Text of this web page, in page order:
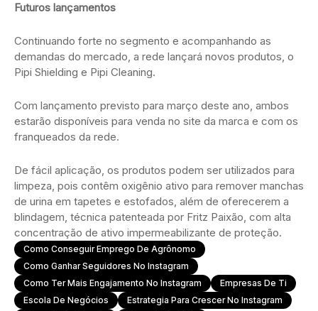
Futuros lançamentos
Continuando forte no segmento e acompanhando as
demandas do mercado, a rede lançará novos produtos, o
Pipi Shielding e Pipi Cleaning.
Com lançamento previsto para março deste ano, ambos
estarão disponíveis para venda no site da marca e com os
franqueados da rede.
De fácil aplicação, os produtos podem ser utilizados para
limpeza, pois contêm oxigênio ativo para remover manchas
de urina em tapetes e estofados, além de oferecerem a
blindagem, técnica patenteada por Fritz Paixão, com alta
concentração de ativo impermeabilizante de proteção.
Como Conseguir Emprego De Agrônomo
Como Ganhar Seguidores No Instagram
Como Ter Mais Engajamento No Instagram
Empresas De Ti
Escola De Negócios
Estrategia Para Crescer No Instagram